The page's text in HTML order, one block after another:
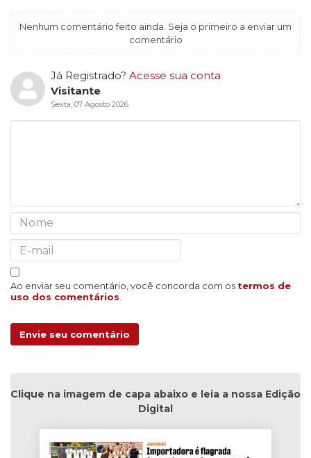
Nenhum comentário feito ainda. Seja o primeiro a enviar um
comentário
Já Registrado? Acesse sua conta
Visitante
Sexta, 07 Agosto 2026
Ao enviar seu comentário, você concorda com os termos de
uso dos comentários
Envie seu comentário
Clique na imagem de capa abaixo e leia a nossa Edição
Digital